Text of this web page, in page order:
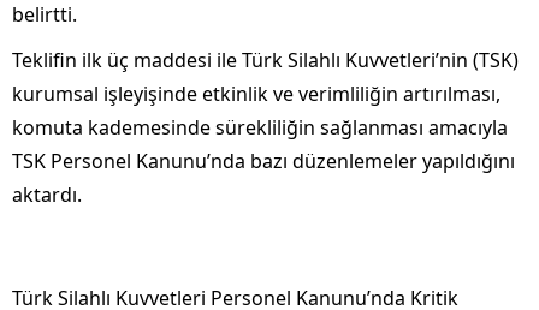
belirtti.
Teklifin ilk üç maddesi ile Türk Silahlı Kuvvetleri’nin (TSK)
kurumsal işleyişinde etkinlik ve verimliliğin artırılması,
komuta kademesinde sürekliliğin sağlanması amacıyla
TSK Personel Kanunu’nda bazı düzenlemeler yapıldığını
aktardı.
Türk Silahlı Kuvvetleri Personel Kanunu’nda Kritik